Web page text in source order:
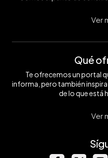
Ver
Qué
Te ofrecemos un portal
informa, pero también
de lo que está
Ver